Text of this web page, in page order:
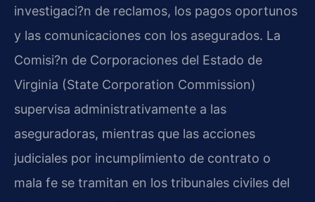
investigaci?n de reclamos, los pagos oportunos
y las comunicaciones con los asegurados. La
Comisi?n de Corporaciones del Estado de
Virginia (State Corporation Commission)
supervisa administrativamente a las
aseguradoras, mientras que las acciones
judiciales por incumplimiento de contrato o
mala fe se tramitan en los tribunales civiles del